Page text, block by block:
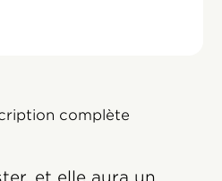
complète
et elle aura un